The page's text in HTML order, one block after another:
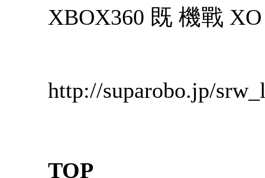
XBOX360 既 機戰
http://suparobo.jp/
TOP